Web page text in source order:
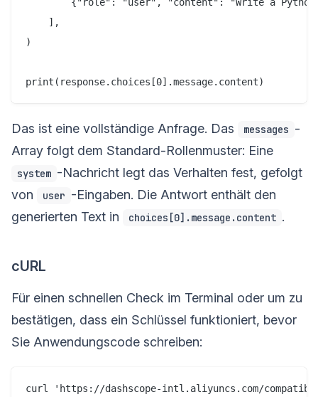
    ],
)
Das ist eine vollständige Anfrage. Das messages -
Array folgt dem Standard-Rollenmuster: Eine
system -Nachricht legt das Verhalten fest, gefolgt
von
user -Eingaben. Die Antwort enthält den
generierten Text in
choices[0].message.content .
cURL
Für einen schnellen Check im Terminal oder um zu
bestätigen, dass ein Schlüssel funktioniert, bevor
Sie Anwendungscode schreiben:
curl 'https://dashscope-intl.aliyuncs.com/